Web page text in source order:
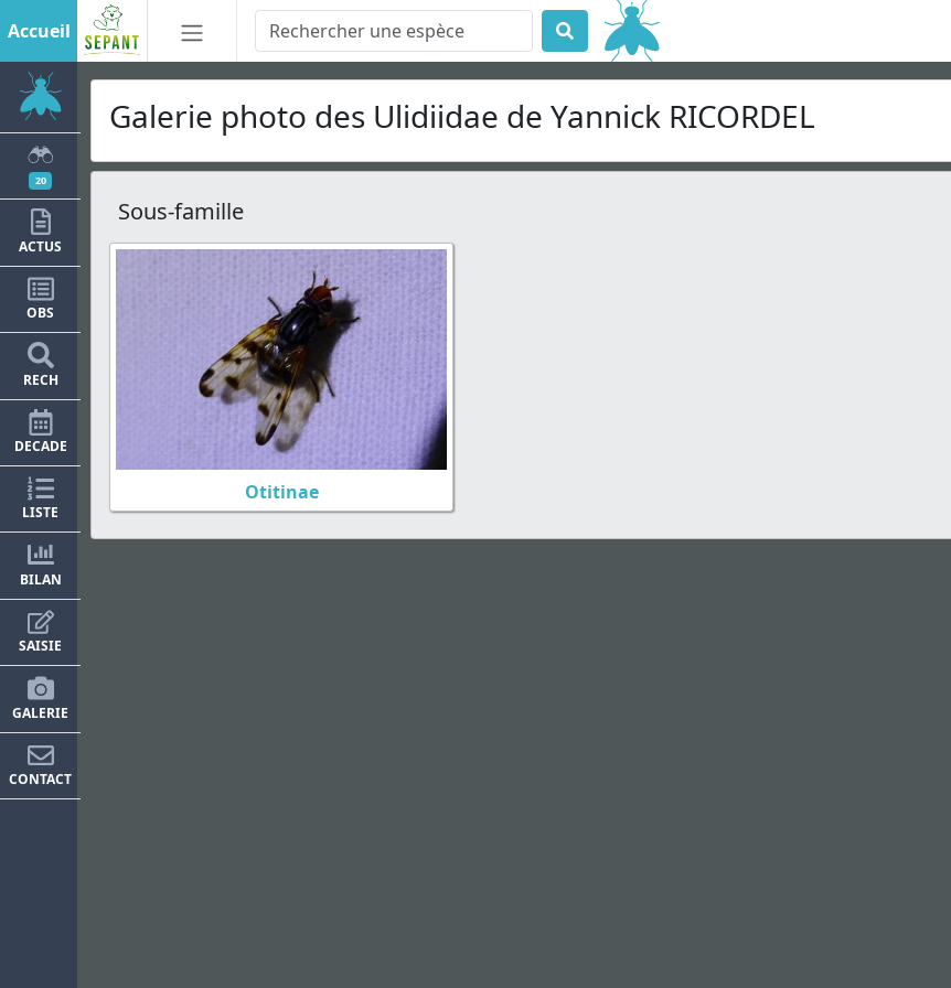
Accueil
20
ACTUS
OBS
RECH
DECADE
LISTE
BILAN
SAISIE
GALERIE
CONTACT
Galerie photo des Ulidiidae de Yannick RICORDEL
Sous-famille
Otitinae